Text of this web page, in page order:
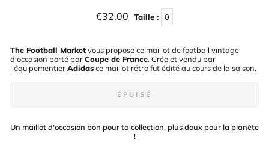
Prix
régulier
€32,00 Taille : 0
The Football Marketvous propose ce maillot de football vintage
d’occasion porté parCoupe de France. Crée et vendu par
l’équipementierAdidasce maillot rétro fut édité au cours de la saison.
ÉPUISÉ
Un maillot d'occasion bon pour ta collection, plus doux pour la planète
!